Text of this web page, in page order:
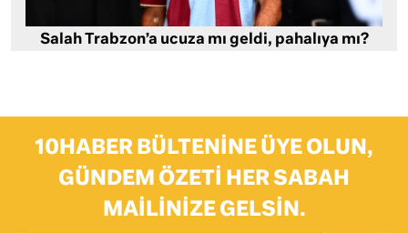
Salah Trabzon’a ucuza mı geldi, pahalıya mı?
10HABER BÜLTENINE ÜYE OLUN,
GÜNDEM ÖZETI HER SABAH
MAILINIZE GELSIN.